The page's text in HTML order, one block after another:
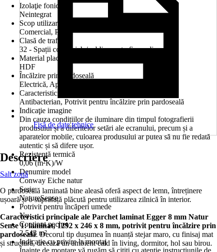
Izolaţie fonică
Neintegrat
Scop utilizare
Comercial, Privat
Clasă de trafic
32 - Spații comerciale/publice cu trafic mediu
Material placă portantă
HDF
Încălzire prin pardoseală
Electrică, Apă caldă
Caracteristici
Antibacterian, Potrivit pentru încălzire prin pardoseală
Indicaţie imagine
Din cauza condițiilor de iluminare din timpul fotografierii
produsului și a diferitelor setări ale ecranului, precum și a
aparatelor mobile, culoarea produsului ar putea să nu fie redată
autentic și să difere ușor.
Rezistenţă termică
0,06 (m²K)/W
Denumire model
Conway Eiche natur
Serie
NatureSense
Potrivit pentru încăperi umede
Nu
Conţinut pachet
2,543 m²
Indicaţie cu privire la montaj
Înainte de montare vă rugăm să citiți cu atenție instrucțiunile de
Fişă de date tehnice
Descriere
Salt zonă
O pardoseală laminată bine aleasă oferă aspect de lemn, întreținere
ușoară și o suprafață plăcută pentru utilizarea zilnică în interior.
Caracteristici principale ale Parchet laminat Egger 8 mm Natur
Sense 1:laminat,1292 x 246 x 8 mm, potrivit pentru încălzire prin
pardoseală. Decorul tip dușumea în nuanță stejar maro, cu finisaj mat
și structură, creează un ambient cald în living, dormitor, hol sau birou.